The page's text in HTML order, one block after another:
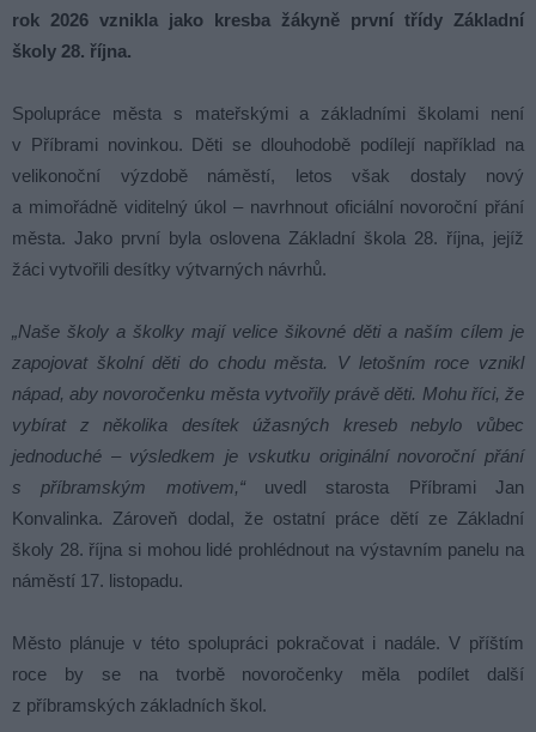
rok 2026 vznikla jako kresba žákyně první třídy Základní
školy 28. října.
Spolupráce města s mateřskými a základními školami není
v Příbrami novinkou. Děti se dlouhodobě podílejí například na
velikonoční výzdobě náměstí, letos však dostaly nový
a mimořádně viditelný úkol – navrhnout oficiální novoroční přání
města. Jako první byla oslovena Základní škola 28. října, jejíž
žáci vytvořili desítky výtvarných návrhů.
„Naše školy a školky mají velice šikovné děti a naším cílem je
zapojovat školní děti do chodu města. V letošním roce vznikl
nápad, aby novoročenku města vytvořily právě děti. Mohu říci, že
vybírat z několika desítek úžasných kreseb nebylo vůbec
jednoduché – výsledkem je vskutku originální novoroční přání
s příbramským motivem,“uvedl starosta Příbrami Jan
Konvalinka. Zároveň dodal, že ostatní práce dětí ze Základní
školy 28. října si mohou lidé prohlédnout na výstavním panelu na
náměstí 17. listopadu.
Město plánuje v této spolupráci pokračovat i nadále. V příštím
roce by se na tvorbě novoročenky měla podílet další
z příbramských základních škol.